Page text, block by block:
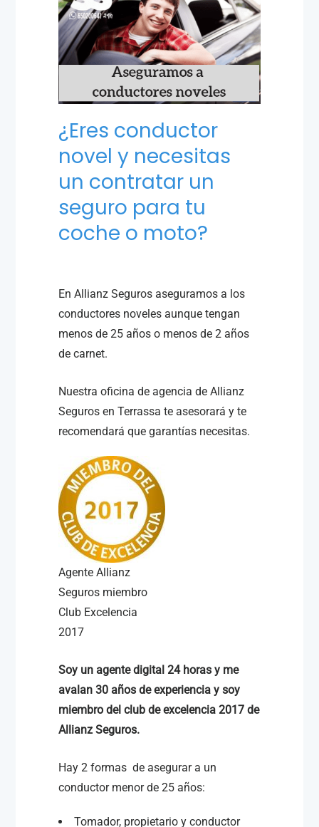
¿Eres conductor
novel y necesitas
un contratar un
seguro para tu
coche o moto?
En Allianz Seguros aseguramos a los
conductores noveles aunque tengan
menos de 25 años o menos de 2 años
de carnet.
Nuestra oficina de agencia de Allianz
Seguros en Terrassa te asesorará y te
recomendará que garantías necesitas.
Agente Allianz
Seguros miembro
Club Excelencia
2017
Soy un agente digital 24 horas y me
avalan 30 años de experiencia y soy
miembro del club de excelencia 2017 de
Allianz Seguros.
Hay 2 formas de asegurar a un
conductor menor de 25 años:
Tomador, propietario y conductor